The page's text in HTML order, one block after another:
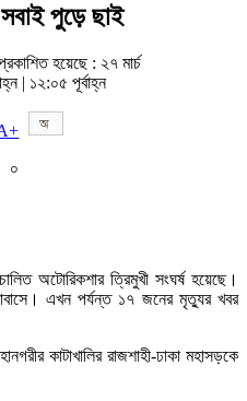
পুড়ে ছাই
হয়েছে : ২৭ মার্চ
| ১২:০৫ পূর্বাহ্ন
০
অটোরিকশার ত্রিমুখী সংঘর্ষ হয়েছে।
এখন পর্যন্ত ১৭ জনের মৃত্যুর খবর
কাটাখালির রাজশাহী-ঢাকা মহাসড়কে